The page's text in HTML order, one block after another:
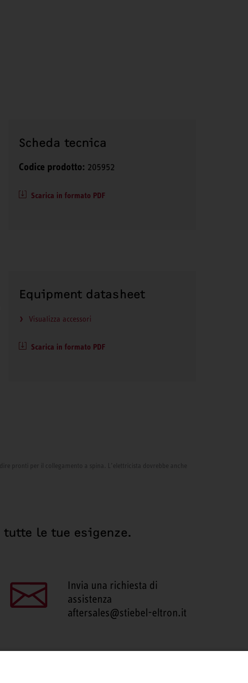
Scheda tecnica
Codice prodotto: 205952
Scarica in formato PDF
Equipment datasheet
Visualizza accessori
Scarica in formato PDF
pronti per il collegamento a spina. L’elettricista dovrebbe anche
le tue esigenze.
Invia una richiesta di
assistenza
aftersales@stiebel-eltron.it